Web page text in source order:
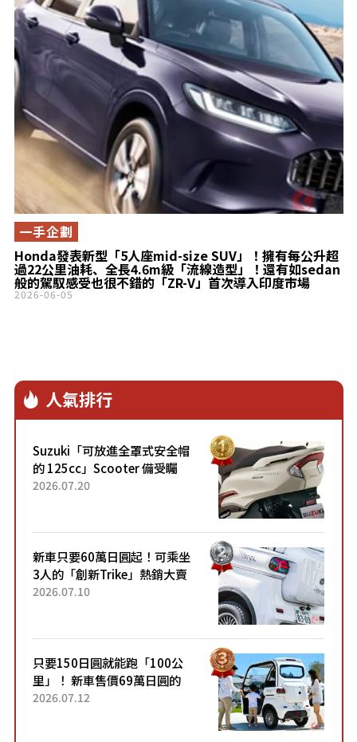
Honda發表新型「5人座mid-size SUV」！擁有每公升超
過22公里油耗、全長4.6m級「流線造型」！還有如sedan
般的駕馭感受也很不錯的「ZR-V」首次導入印度市場
一手企劃
2026-06-05
人氣排行
Suzuki「可放進全罩式安全帽
的 125cc」Scooter 備受矚
目！採用全新流線設計與各項
2026.07.20
新車只要60萬日圓起！可乘坐
3人的「創新Trike」熱銷大賣
成為人氣車款！「養車成本真
2026.07.10
只要150日圓就能跑「100公
里」！ 新車售價69萬日圓的
「3人座」Trike大受歡迎！ 順
2026.07.12